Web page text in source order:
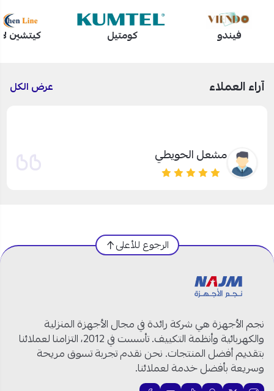
فيندو كومتيل كيتشين
آراء العملاء عرض الكل
عبد الخالق الغامدي
الرجوع للأعلى
نجم الأجهزة هي شركة رائدة في مجال الأجهزة المنزلية
والكهربائية وأنظمة التكييف. تأسست في 2012، التزامنا لعملائنا
بتقديم أفضل المنتجات. نحن نقدم تجربة تسوق مريحة
وسريعة بأفضل خدمة لعملائنا.